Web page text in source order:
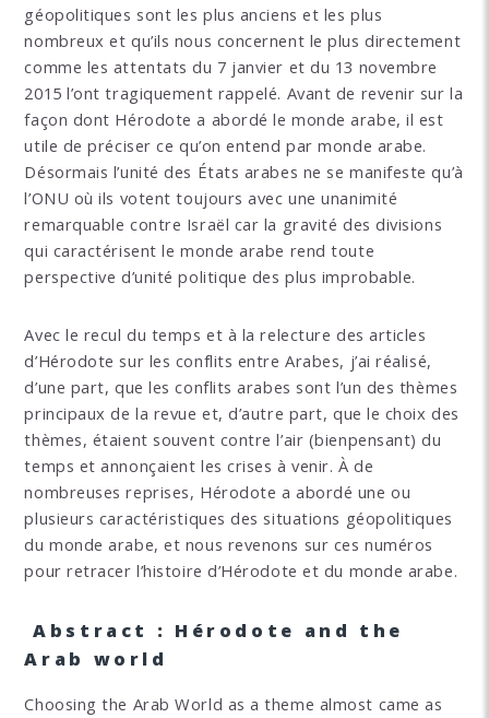
géopolitiques sont les plus anciens et les plus
nombreux et qu’ils nous concernent le plus directement
comme les attentats du 7 janvier et du 13 novembre
2015 l’ont tragiquement rappelé. Avant de revenir sur la
façon dont Hérodote a abordé le monde arabe, il est
utile de préciser ce qu’on entend par monde arabe.
Désormais l’unité des États arabes ne se manifeste qu’à
l’ONU où ils votent toujours avec une unanimité
remarquable contre Israël car la gravité des divisions
qui caractérisent le monde arabe rend toute
perspective d’unité politique des plus improbable.
Avec le recul du temps et à la relecture des articles
d’Hérodote sur les conflits entre Arabes, j’ai réalisé,
d’une part, que les conflits arabes sont l’un des thèmes
principaux de la revue et, d’autre part, que le choix des
thèmes, étaient souvent contre l’air (bienpensant) du
temps et annonçaient les crises à venir. À de
nombreuses reprises, Hérodote a abordé une ou
plusieurs caractéristiques des situations géopolitiques
du monde arabe, et nous revenons sur ces numéros
pour retracer l’histoire d’Hérodote et du monde arabe.
Abstract : Hérodote and the
Arab world
Choosing the Arab World as a theme almost came as